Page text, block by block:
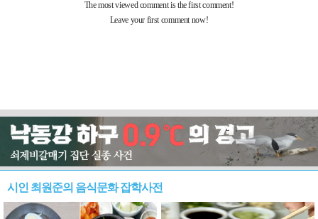
시인 최원준의 음식문화 잡학사전